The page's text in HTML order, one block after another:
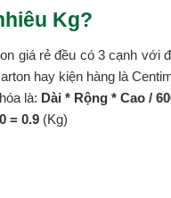
Kg?
giá rẻ đều có 3 cạnh với
hay kiện hàng là
là: Dài * Rộng * Cao /
= 0.9 (Kg)